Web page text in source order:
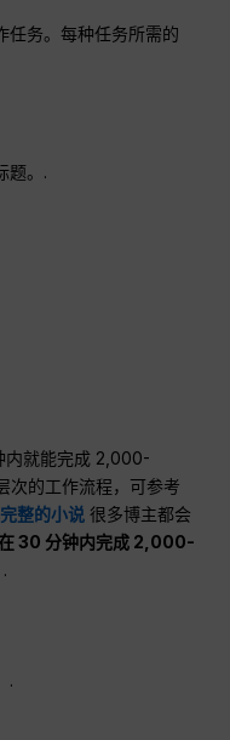
任务。每种任务所需的
题。.
内就能完成 2,000-
次的工作流程，可参考
整的小说 很多博主都会
在 30 分钟内完成 2,000-
.